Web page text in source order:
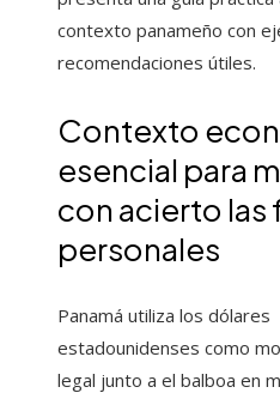
contexto panameño con
recomendaciones útiles.
Contexto
esencial para
con acierto las
personales
Panamá utiliza los dólares
estadounidenses como
legal junto a el balboa en